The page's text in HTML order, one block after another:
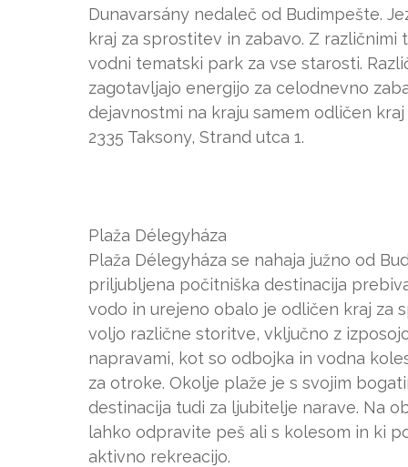
Dunavarsány nedaleč od Budimpešte.
kraj za sprostitev in zabavo. Z
vodni tematski park za vse starosti.
zagotavljajo energijo za celodnevno
dejavnostmi na kraju samem odličen
2335 Taksony, Strand utca 1.
Plaža Délegyháza
Plaža Délegyháza se nahaja južno od
priljubljena počitniška destinacija
vodo in urejeno obalo je odličen kraj za
voljo različne storitve, vključno z
napravami, kot so odbojka in vodna
za otroke. Okolje plaže je s svojim
destinacija tudi za ljubitelje narave. Na
lahko odpravite peš ali s kolesom in ki
aktivno rekreacijo.